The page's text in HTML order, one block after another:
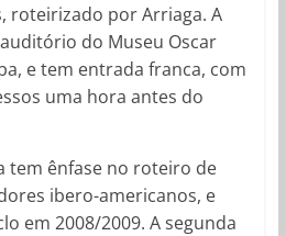
roteirizado por Arriaga. A
do Museu Oscar
e tem entrada franca, com
uma hora antes do
tem ênfase no roteiro de
ibero-americanos, e
em 2008/2009. A segunda